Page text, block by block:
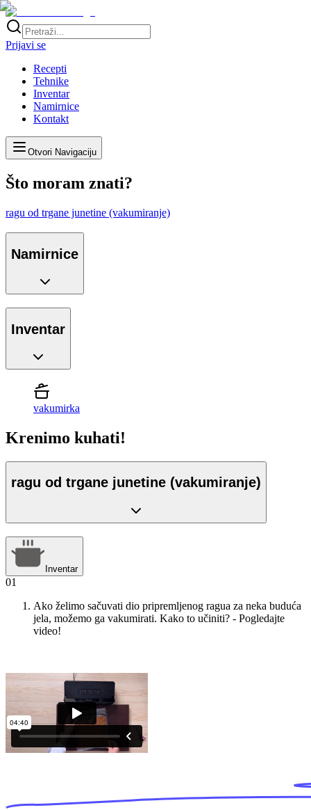
Prijavi se
Recepti
Tehnike
Inventar
Namirnice
Kontakt
Otvori Navigaciju
Što moram znati?
ragu od trgane junetine (vakumiranje)
Namirnice
Inventar
vakumirka
Krenimo kuhati!
ragu od trgane junetine (vakumiranje)
Inventar
01
Ako želimo sačuvati dio pripremljenog ragua za neka buduća
jela, možemo ga vakumirati. Kako to učiniti? - Pogledajte
video!